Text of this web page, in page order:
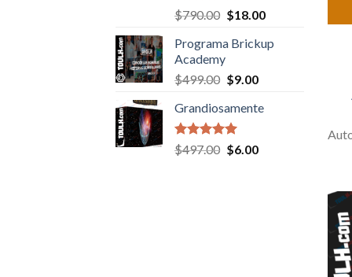
Valorado en
5.00
$790.00 Original
was:
$790.00.
$18.00Current
is:
Programa Brickup
Academy
$499.00 Original
was:
$499.00.
$9.00Current
is:
Grandiosamente
Valorado en
5.00
$497.00 Original
$6.00Current